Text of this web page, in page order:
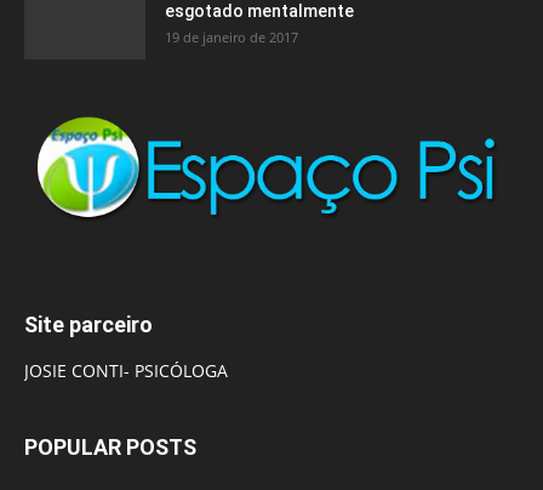
esgotado mentalmente
19 de janeiro de 2017
Site parceiro
JOSIE CONTI- PSICÓLOGA
POPULAR POSTS